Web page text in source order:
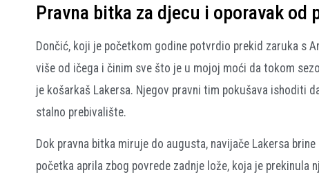
Pravna bitka za djecu i oporavak od
Dončić, koji je početkom godine potvrdio prekid zaruka s
više od ičega i činim sve što je u mojoj moći da tokom
je košarkaš Lakersa. Njegov pravni tim pokušava ishoditi
stalno prebivalište.
Dok pravna bitka miruje do augusta, navijače Lakersa
početka aprila zbog povrede zadnje lože, koja je